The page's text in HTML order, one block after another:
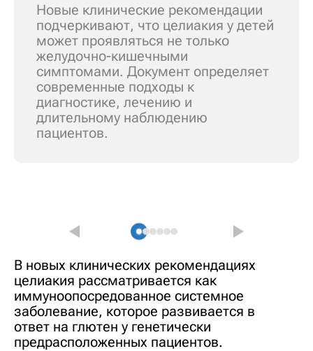
Новые клинические рекомендации
подчеркивают, что целиакия у детей
может проявляться не только
желудочно-кишечными
симптомами. Документ определяет
современные подходы к
диагностике, лечению и
длительному наблюдению
пациентов.
В новых клинических рекомендациях
целиакия рассматривается как
иммуноопосредованное системное
заболевание, которое развивается в
ответ на глютен у генетически
предрасположенных пациентов.